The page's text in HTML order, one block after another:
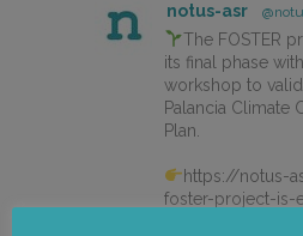
notus-asr
The FOSTER
its final phase
workshop to
Palancia Climate
Plan.
https://notus-
foster-project-is-